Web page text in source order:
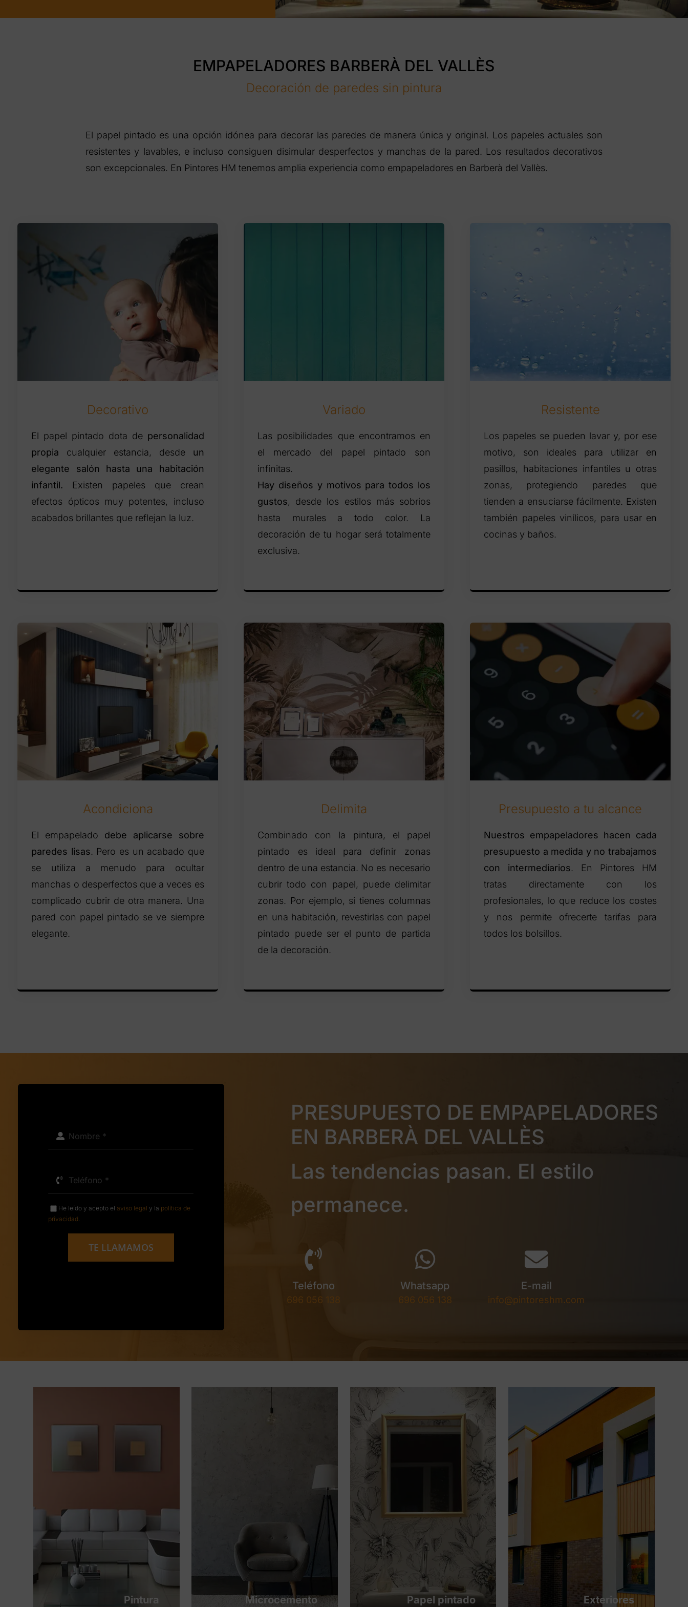
EMPAPELADORES BARBERÀ DEL VALLÈS
Decoración de paredes sin pintura
El papel pintado es una opción idónea para decorar las paredes de manera única y original. Los papeles actuales son
resistentes y lavables, e incluso consiguen disimular desperfectos y manchas de la pared. Los resultados decorativos
son excepcionales. En Pintores HM tenemos amplia experiencia como empapeladores en Barberà del Vallès.
Decorativo
El papel pintado dota de personalidad
propia cualquier estancia, desde un
elegante salón hasta una habitación
infantil. Existen papeles que crean
efectos ópticos muy potentes, incluso
acabados brillantes que reflejan la luz.
Variado
Las posibilidades que encontramos en
el mercado del papel pintado son
infinitas.
Hay diseños y motivos para todos los
gustos, desde los estilos más sobrios
hasta murales a todo color. La
decoración de tu hogar será totalmente
exclusiva.
Resistente
Los papeles se pueden lavar y, por ese
motivo, son ideales para utilizar en
pasillos, habitaciones infantiles u otras
zonas, protegiendo paredes que
tienden a ensuciarse fácilmente. Existen
también papeles vinílicos, para usar en
cocinas y baños.
Acondiciona
El empapelado debe aplicarse sobre
paredes lisas. Pero es un acabado que
se utiliza a menudo para ocultar
manchas o desperfectos que a veces es
complicado cubrir de otra manera. Una
pared con papel pintado se ve siempre
elegante.
Delimita
Combinado con la pintura, el papel
pintado es ideal para definir zonas
dentro de una estancia. No es necesario
cubrir todo con papel, puede delimitar
zonas. Por ejemplo, si tienes columnas
en una habitación, revestirlas con papel
pintado puede ser el punto de partida
de la decoración.
Presupuesto a tu alcance
Nuestros empapeladores hacen cada
presupuesto a medida y no trabajamos
con intermediarios. En Pintores HM
tratas directamente con los
profesionales, lo que reduce los costes
y nos permite ofrecerte tarifas para
todos los bolsillos.
He leído y acepto elaviso legal y la política de
privacidad.
TE LLAMAMOS
PRESUPUESTO DE EMPAPELADORES
EN BARBERÀ DEL VALLÈS
Las tendencias pasan. El estilo
permanece.
Teléfono
696 056 138
Whatsapp
696 056 138
E-mail
info@pintoreshm.com
Pintura Microcemento Papel pintado Exteriores